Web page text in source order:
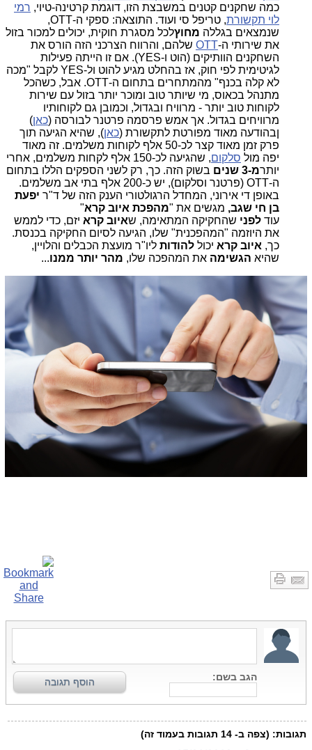
כמה שחקנים קטנים במשבצת הזו, דוגמת קרטינה-טיוי, רמי
לוי תקשורת
, טריפל סי ועוד. התוצאה: ספקי ה-OTT,
שנמצאים בגללה מחוץלכל מסגרת חוקית, יכולים למכור בזול
את שירותי ה-OTT שלהם, והרווח הצרכני הזה הורס את
השחקנים הוותיקים (הוט ו-YES). אם זו הייתה פעילות
לגיטימית לפי חוק, אז בהחלט מגיע להוט ול-YES לקבל "מכה
לא קלה בכנף" מהמתחרים בתחום ה-OTT. אבל, כשהכל
מתנהל בכאוס, מי שיותר טוב ומוכר יותר בזול עם שירות
לקוחות טוב יותר - מרוויח ובגדול, וכמובן גם לקוחותיו
מרוויחים בגדול. אך אמש פרסמה פרטנר לבורסה (כאן)
ןבהודעה מאוד מפורטת לתקשורת (כאן), שהיא הגיעה תוך
פרק זמן מאוד קצר לכ-50 אלף לקוחות משלמים. זה מאוד
יפה מול סלקום
, שהגיעה לכ-150 אלף לקחות משלמים, אחרי
יותרמ-3 שנים
בשוק הזה. כך, רק לשני הספקים הללו בתחום
ה-OTT (פרטנר וסלקום), יש כ-200 אלף בתי אב משלמים.
באופן די אירוני, המחדל הרגולטורי הענק הזה של ד"ר יפעת
בן חי שגב, מגשים את "מהפכת איוב קרא"
עוד לפני שהחקיקה המתאימה, שאיוב קרא יזם, כדי לממש
את היוזמה "המהפכנית" שלו, הגיעה לסיום החקיקה בכנסת.
כך, איוב קרא יכול להודות ליו"ר מועצת הכבלים והלויין,
שהיא הגשימה את המהפכה שלו, מהר יותר ממנו...